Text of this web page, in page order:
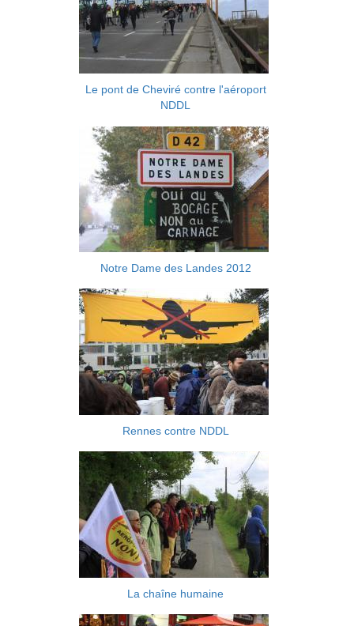
Le pont de Cheviré contre l'aéroport
NDDL
Notre Dame des Landes 2012
Rennes contre NDDL
La chaîne humaine